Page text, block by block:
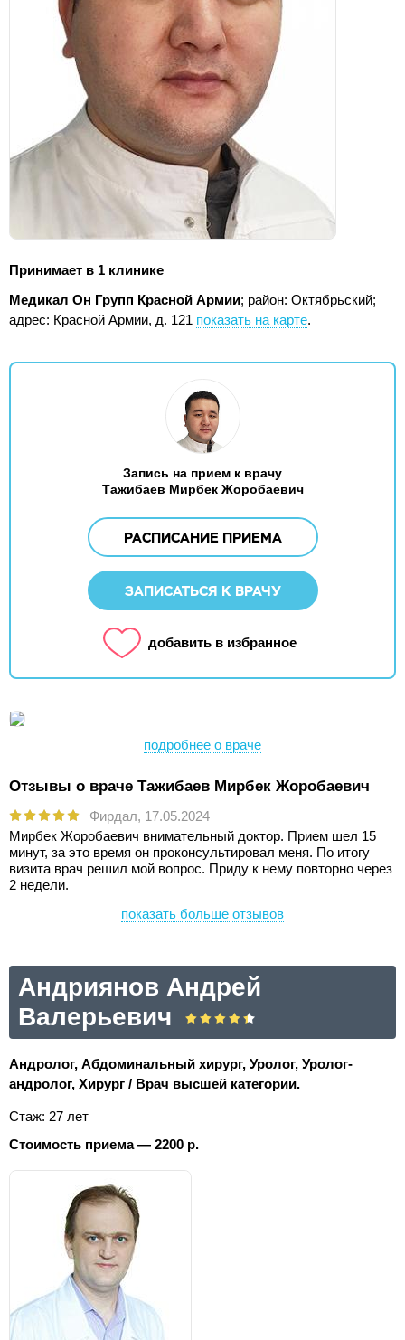
Принимает в 1 клинике
Медикал Он Групп Красной Армии; район: Октябрьский;
адрес: Красной Армии, д. 121 показать на карте.
Запись на прием к врачу
Тажибаев Мирбек Жоробаевич
РАСПИСАНИЕ ПРИЕМА
ЗАПИСАТЬСЯ К ВРАЧУ
добавить в избранное
подробнее о враче
Отзывы о враче Тажибаев Мирбек Жоробаевич
Фирдал, 17.05.2024
Мирбек Жоробаевич внимательный доктор. Прием шел 15
минут, за это время он проконсультировал меня. По итогу
визита врач решил мой вопрос. Приду к нему повторно через
2 недели.
показать больше отзывов
Андриянов Андрей
Валерьевич
Андролог, Абдоминальный хирург, Уролог, Уролог-
андролог, Хирург / Врач высшей категории.
Стаж: 27 лет
Стоимость приема — 2200 р.